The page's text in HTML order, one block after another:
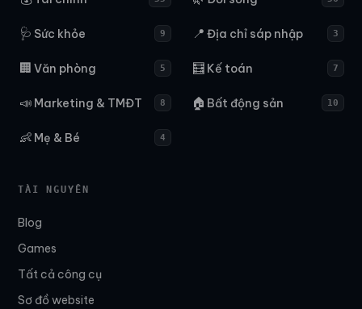
🩺 Sức khỏe 9 📍 Địa chỉ sáp nhập 3
🏢 Văn phòng 5 🧮 Kế toán 7
📣 Marketing & TMĐT 8 🏠 Bất động sản 10
👶 Mẹ & Bé 4
TÀI NGUYÊN
Blog
Games
Tất cả công cụ
Sơ đồ website